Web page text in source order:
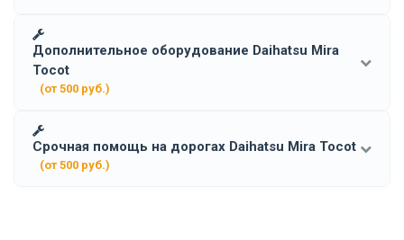
Дополнительное оборудование Daihatsu Mira
Tocot
(от 500 руб.)
Срочная помощь на дорогах Daihatsu Mira Tocot
(от 500 руб.)